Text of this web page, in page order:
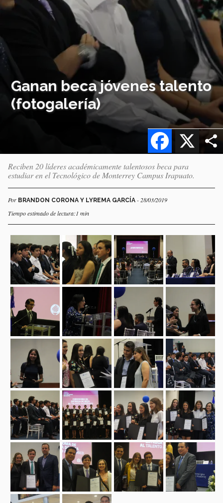
Ganan beca jóvenes talento
(fotogalería)
X
Facebook
Reciben 20 líderes académicamente talentosos beca para
estudiar en el Tecnológico de Monterrey Campus Irapuato.
Por BRANDON CORONA Y LYREMA GARCÍA - 28/03/2019
Tiempo estimado de lectura:1 min